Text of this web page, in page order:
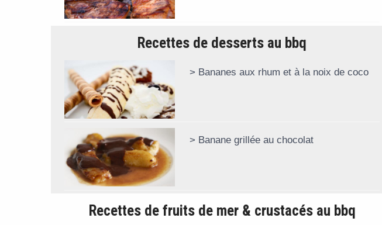
Recettes de desserts au bbq
Bananes aux rhum et à la noix de coco
Banane grillée au chocolat
Recettes de fruits de mer & crustacés au bbq